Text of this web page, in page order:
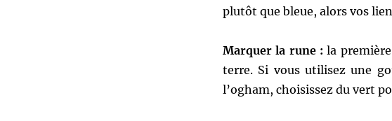
plutôt que bleue, alors vos
Marquer la rune : la
terre. Si vous utilisez une
l’ogham, choisissez du vert